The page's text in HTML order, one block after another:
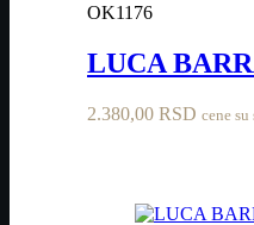
OK1176
LUCA
2.380,00 RSD cene su